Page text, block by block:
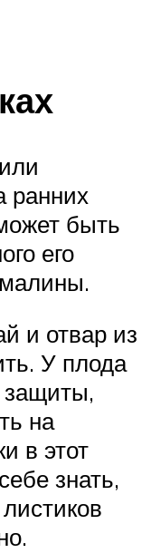
ранних
быть
его
и отвар из
У плода
защиты,
на
в этот
знать,